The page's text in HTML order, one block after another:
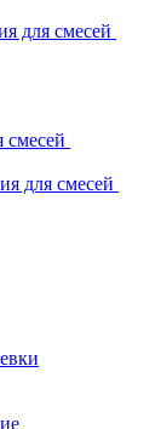
для смесей
смесей
для смесей